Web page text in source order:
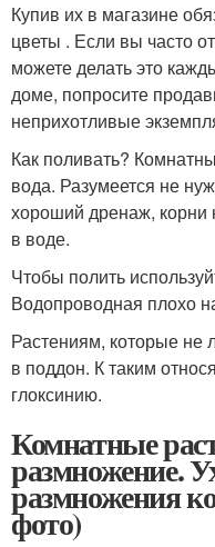
Купив их в магазине
цветы . Если вы часто
можете делать это
доме, попросите
неприхотливые
Как поливать?
вода. Разумеется не
хороший дренаж, корни
в воде.
Чтобы полить
Водопроводная плохо
Растениям, которые не
в поддон. К таким
глоксинию.
Комнатные
размножение.
размножения
фото)